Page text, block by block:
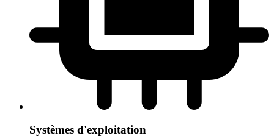
Systèmes d'exploitation